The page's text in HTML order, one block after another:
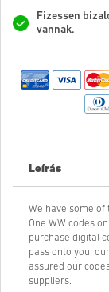
Fizessen
vannak.
Leírás
We have some of
One WW codes
purchase digital
pass onto you,
assured our
suppliers.